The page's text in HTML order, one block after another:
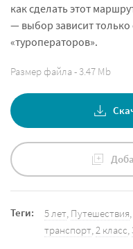
как сделать этот
— выбор зависит только
«туроператоров».
Размер файла - 3.47 Mb
Теги: 5 лет Путешествия
транспорт 2 класс